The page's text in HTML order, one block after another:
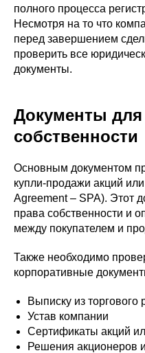
полного процесса
Несмотря на то что
перед завершением
проверить все
документы.
Документы для
собственности
Основным документом
купли-продажи акций
Agreement – SPA). Этот
права собственности и
между покупателем и
Также необходимо
корпоративные
Выписку из торгового
Устав компании
Сертификаты акций
Решения акционеров